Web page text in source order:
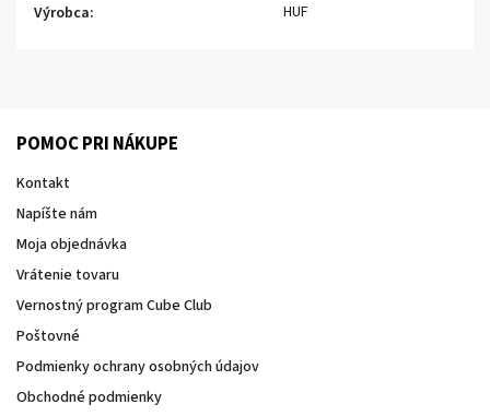
Výrobca: HUF
POMOC PRI NÁKUPE
Kontakt
Napíšte nám
Moja objednávka
Vrátenie tovaru
Vernostný program Cube Club
Poštovné
Podmienky ochrany osobných údajov
Obchodné podmienky